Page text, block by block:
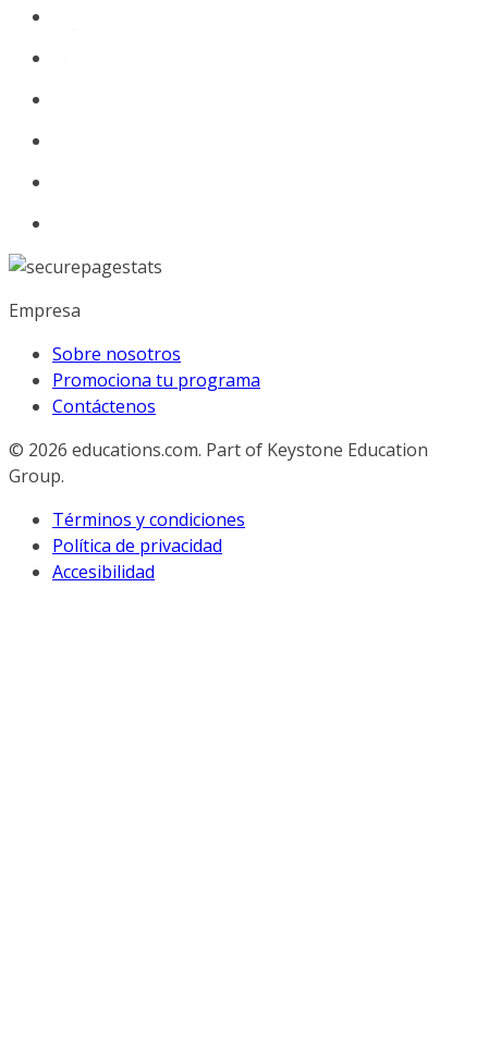
Empresa
Sobre nosotros
Promociona tu programa
Contáctenos
© 2026 educations.com. Part of Keystone Education
Group.
Términos y condiciones
Política de privacidad
Accesibilidad